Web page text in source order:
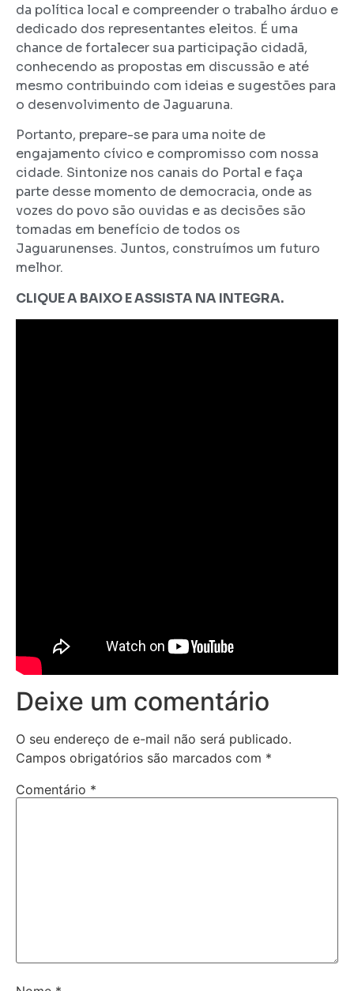
da política local e compreender o trabalho árduo e
dedicado dos representantes eleitos. É uma
chance de fortalecer sua participação cidadã,
conhecendo as propostas em discussão e até
mesmo contribuindo com ideias e sugestões para
o desenvolvimento de Jaguaruna.
Portanto, prepare-se para uma noite de
engajamento cívico e compromisso com nossa
cidade. Sintonize nos canais do Portal e faça
parte desse momento de democracia, onde as
vozes do povo são ouvidas e as decisões são
tomadas em benefício de todos os
Jaguarunenses. Juntos, construímos um futuro
melhor.
CLIQUE A BAIXO E ASSISTA NA INTEGRA.
Deixe um comentário
O seu endereço de e-mail não será publicado.
Campos obrigatórios são marcados com *
Comentário *